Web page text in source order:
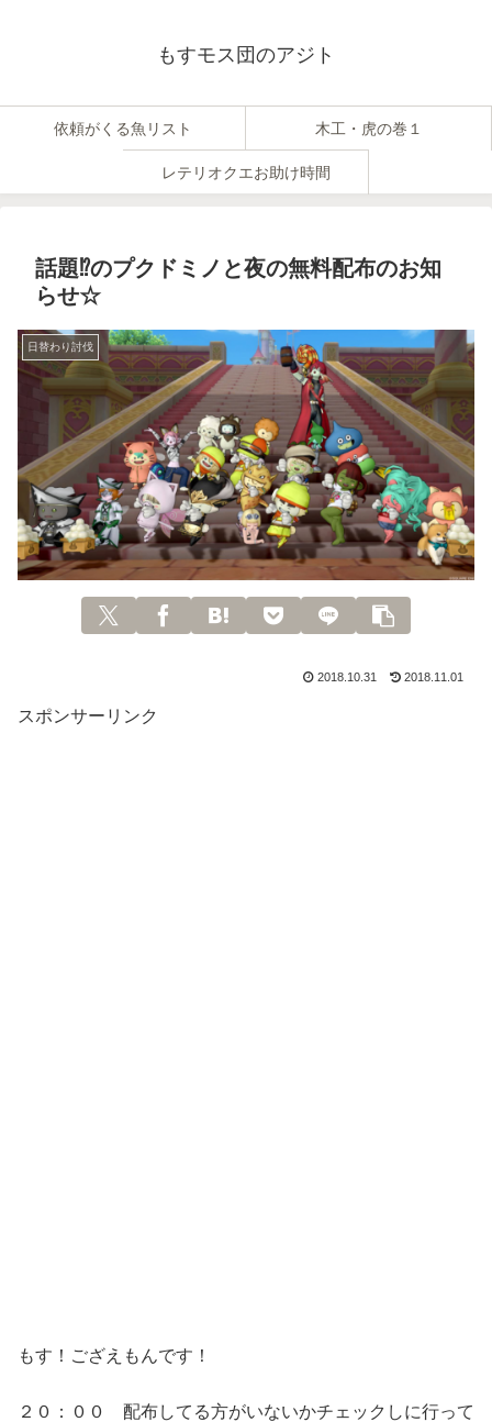
もすモス団のアジト
依頼がくる魚リスト 木工・虎の巻１
レテリオクエお助け時間
話題⁉のプクドミノと夜の無料配布のお知
らせ☆
日替わり討伐
2018.10.31 2018.11.01
スポンサーリンク
もす！ござえもんです！
２０：００ 配布してる方がいないかチェックしに行って